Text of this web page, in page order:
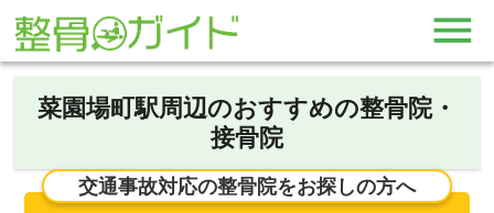
菜園場町駅周辺のおすすめの整骨院・
接骨院
交通事故対応の整骨院をお探しの方へ